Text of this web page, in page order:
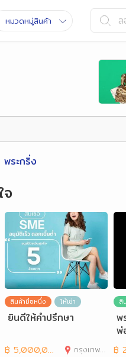
หมวดหมู่สินค้า
พระกริ่ง
สินค้ามือหนึ่ง ให้เช่า
ยินดีให้คำปรึกษา
฿ 5,000,000 กรุงเทพมหานคร
สิ
พ
พ่
ร
฿